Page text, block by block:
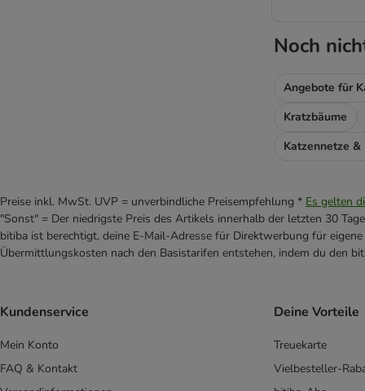
Noch
Angebote für
Kratzbäume
Katzennetze &
Preise inkl. MwSt. UVP = unverbindliche Preisempfehlung * Es gelten
"Sonst" = Der niedrigste Preis des Artikels innerhalb der letzten 30
bitiba ist berechtigt, deine E-Mail-Adresse für Direktwerbung für
Übermittlungskosten nach den Basistarifen entstehen, indem du den
Kundenservice
Mein Konto
FAQ & Kontakt
Deine Vorteile
Treuekarte
Vielbesteller-